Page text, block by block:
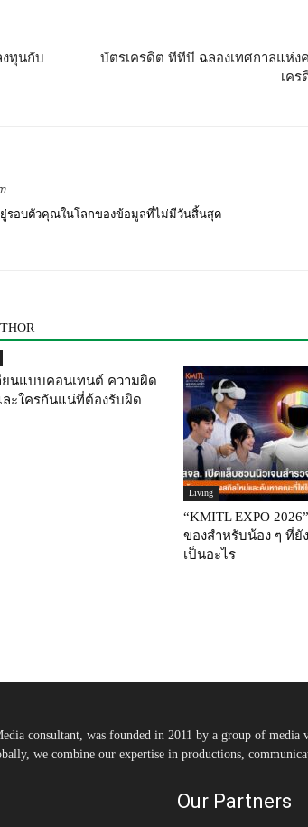
งทุนกับ
บัตรเครดิต ทีทีบี ฉลองเทศกาลแห่ง
เคร
ยู่รอบตัวคุณในโลกของข้อมูลที่ไม่มีวันสิ้นสุด
ยนแบบคอนเทนต์ ความผิด
ละใครกันแน่ที่ต้องรับผิด
Living
“KMITL EXPO
ของสำหรับน้อง ๆ ที่ยั
เป็นอะไร
consultant, was founded in 2011 by a group of media
we combine our expertise in productions,
Our Partners